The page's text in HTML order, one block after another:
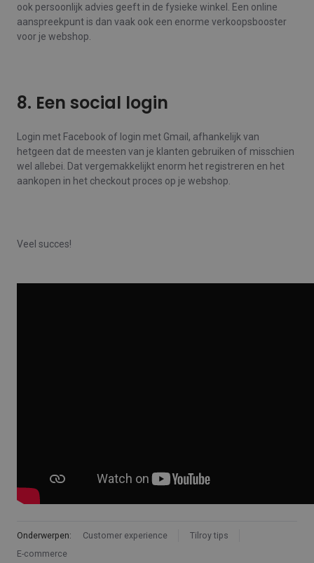
ook persoonlijk advies geeft in de fysieke winkel. Een online
aanspreekpunt is dan vaak ook een enorme verkoopsbooster
voor je webshop.
8. Een social login
Login met Facebook of login met Gmail, afhankelijk van
hetgeen dat de meesten van je klanten gebruiken of misschien
wel allebei. Dat vergemakkelijkt enorm het registreren en het
aankopen in het checkout proces op je webshop.
Veel succes!
Onderwerpen: Customer experience
Tilroy tips
E-commerce